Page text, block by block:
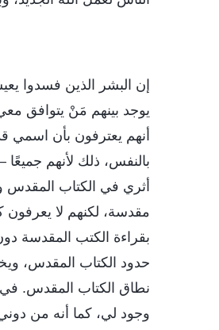
إن البشر الذين فسدوا
يوجد بينهم مَنْ يتوافق
أنهم يعترفون بأن اسمي
بالنفس، ذلك لأنهم
أثري في الكتاب المقدس
مقدسة، لكنهم لا
بقراءة الكتب المقدسة
حدود الكتاب المقدس،
نطاق الكتاب المقدس.
وجود لي، كما أنه من